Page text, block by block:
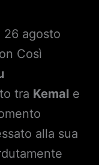
26 agosto
Così
tra Kemale
alla sua